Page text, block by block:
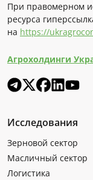
При правомерном
ресурса
на https://
Агрохолдинги
Исследования
Зерновой сектор
Масличный сектор
Логистика